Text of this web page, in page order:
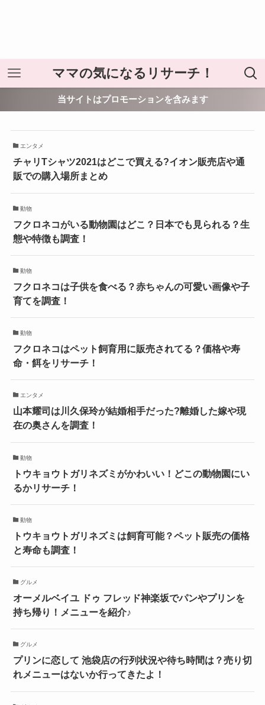
ママの気になるリサーチ！
当サイトはプロモーションを含みます
エンタメ
チャリTシャツ2021はどこで買える?イオン販売店や通
販での購入場所まとめ
動物
フクロネコがいる動物園はどこ？日本でも見られる？生
態や特徴も調査！
動物
フクロネコは子供を食べる？赤ちゃんの可愛い画像や子
育てを調査！
動物
フクロネコはペット飼育用に販売されてる？価格や寿
命・餌をリサーチ！
エンタメ
山本耀司は川久保玲が結婚相手だった?離婚した嫁や現
在の奥さんを調査！
動物
トウキョウトガリネズミがかわいい！どこの動物園にい
るかリサーチ！
動物
トウキョウトガリネズミは飼育可能？ペット販売の価格
と寿命も調査！
グルメ
オーメルベイユ ドゥ フレッド神楽坂でパンやプリンを
持ち帰り！メニューを紹介♪
グルメ
プリンに恋して 池袋店の行列状況や待ち時間は？売り切
れメニューはないか行ってきたよ！